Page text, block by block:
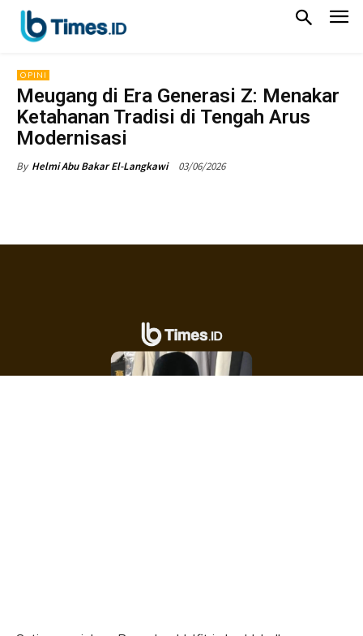
OPINI
Meugang di Era Generasi Z: Menakar
Ketahanan Tradisi di Tengah Arus
Modernisasi
By Helmi Abu Bakar El-Langkawi 03/06/2026